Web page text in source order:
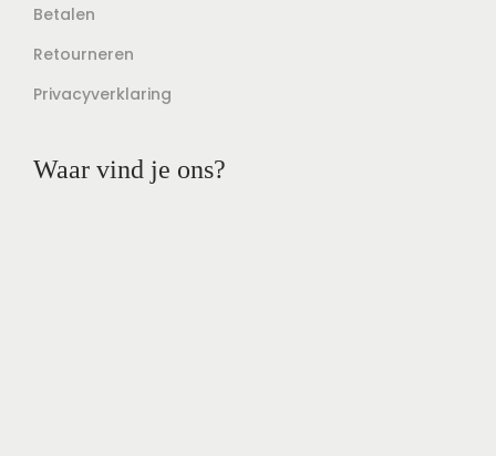
Betalen
Retourneren
Privacyverklaring
Waar vind je ons?